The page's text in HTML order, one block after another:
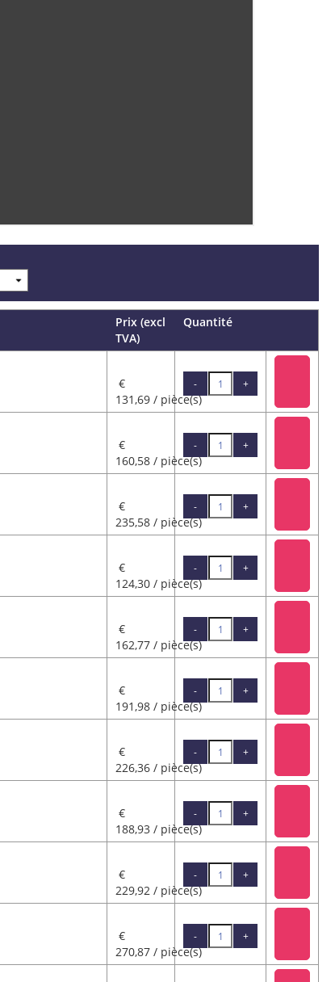
Prix (excl
TVA)
Quantité
€
131,69 / pièce(s)
- +
€
160,58 / pièce(s)
- +
€
235,58 / pièce(s)
- +
€
124,30 / pièce(s)
- +
€
162,77 / pièce(s)
- +
€
191,98 / pièce(s)
- +
€
226,36 / pièce(s)
- +
€
188,93 / pièce(s)
- +
€
229,92 / pièce(s)
- +
€
270,87 / pièce(s)
- +